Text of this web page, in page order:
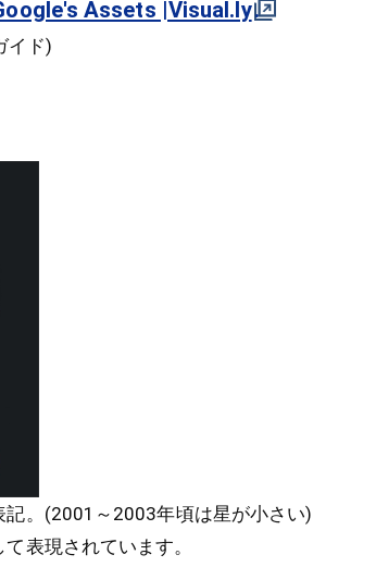
Assets |Visual.ly
イド)
。(2001～2003年頃は星が小さい)
表現されています。